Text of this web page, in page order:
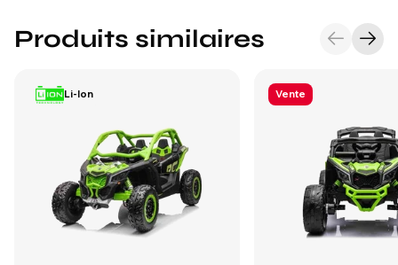
Produits similaires
Li-Ion Vente